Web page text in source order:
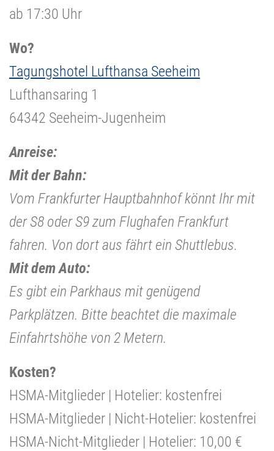
ab 17:30 Uhr
Wo?
Tagungshotel Lufthansa Seeheim
Lufthansaring 1
64342 Seeheim-Jugenheim
Anreise:
Mit der Bahn:
Vom Frankfurter Hauptbahnhof könnt Ihr mit
der S8 oder S9 zum Flughafen Frankfurt
fahren. Von dort aus fährt ein Shuttlebus.
Mit dem Auto:
Es gibt ein Parkhaus mit genügend
Parkplätzen. Bitte beachtet die maximale
Einfahrtshöhe von 2 Metern.
Kosten?
HSMA-Mitglieder | Hotelier: kostenfrei
HSMA-Mitglieder | Nicht-Hotelier: kostenfrei
HSMA-Nicht-Mitglieder | Hotelier: 10,00 €